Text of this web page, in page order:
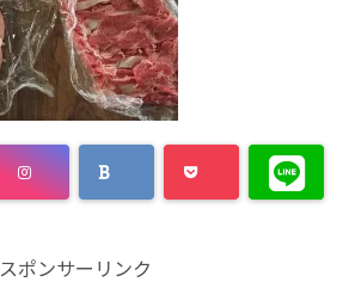
スポンサーリンク